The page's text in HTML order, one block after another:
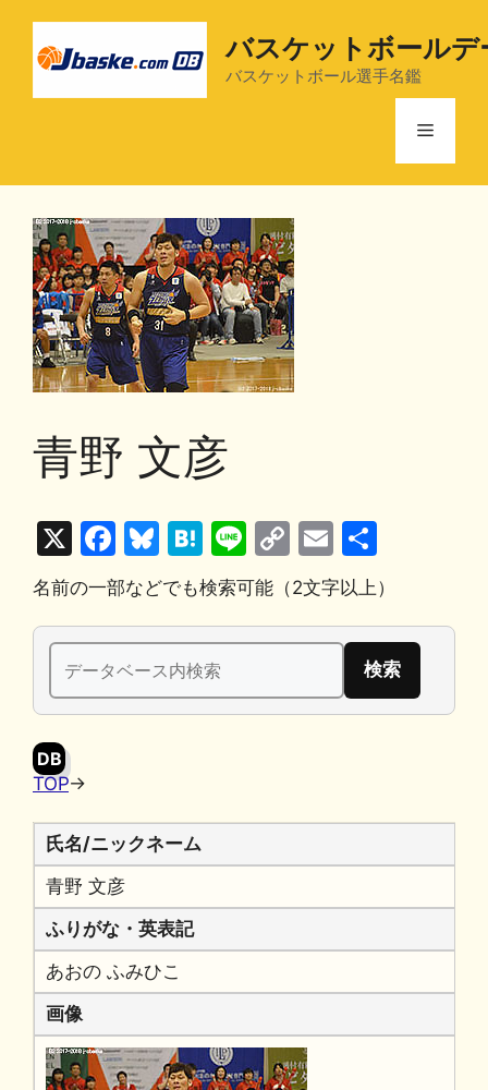
バスケットボールデ
バスケットボール選手名鑑
メ
青野 文彦
X
F
a
c
e
b
o
Bl
u
e
s
k
y
H
at
e
n
a
Li
n
e
C
o
p
y
n
E
m
ai
l
有
名前の一部などでも検索可能（2文字以上）
検
索:
DB
TOP→
氏名/ニックネーム
青野 文彦
ふりがな・英表記
あおの ふみひこ
画像